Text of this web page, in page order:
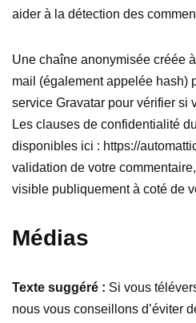
aider à la détection des
Une chaîne anonymisée créée
mail (également appelée hash)
service Gravatar pour vérifier si
Les clauses de confidentialité
disponibles ici : https://
validation de votre
visible publiquement à coté de
Médias
Texte suggéré : Si vous
nous vous conseillons d’éviter